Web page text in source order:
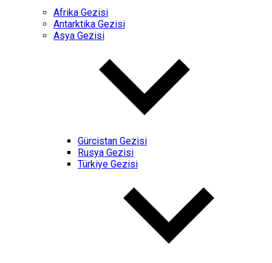
Afrika Gezisi
Antarktika Gezisi
Asya Gezisi
Gürcistan Gezisi
Rusya Gezisi
Türkiye Gezisi